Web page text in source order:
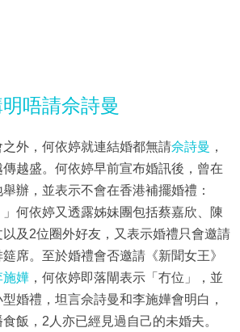
唔請佘詩曼
外，何依婷就連結婚都無請佘詩曼 ，
越盛。何依婷早前宣布婚訊後，曾在
辦，並表示不會在香港補擺婚禮：
」何依婷又透露姊妹團包括蔡嘉欣、陳
及2位圈外好友，又表示婚禮只會邀請
席。至於婚禮會否邀請《新聞女王》
施嬅，何依婷即落閘表示「冇位」，並
婚禮，坦言佘詩曼和李施嬅會明白，
飯，2人亦已經見過自己的未婚夫。